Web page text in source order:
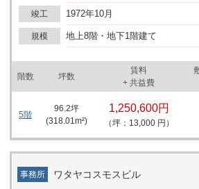
あり、社員や取引先の多様な移動ニーズにも
号沿いに位置するため、車でのアクセスも良好です。
くの飲食店が並び、食事や休憩の場にも困
歩2分の距離にはやよい軒京橋店や、大阪王
チタイムの選択肢も豊富です。また、コン
ソン京橋北口店が並びにあるため、日常の
加えて、郵便局や公園も近隣にあり、ビジ
め、社用車を有する企業にも適した条件を
ィ面では、機械警備による24時間体制が整
オフィススペースを利用することができま
り、サンビル京橋はオフィス移転を検討さ
ビジネスを展開される方々にとって大変魅
ょう。 賃貸オフィスビルとしての機能性の高さと、アクセスや周辺
竣工 1972年10月
規模 地上8階・地下1階建て
階数 坪数
賃料
+ 共益費
5階
96.2坪
(318.01m²)
1,250,600円
（坪：13,000 円）
事務所 ワタヤコスモスビル